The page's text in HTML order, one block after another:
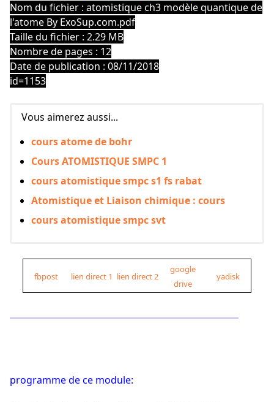
Nom du fichier : atomistique ch3 modèle quantique de
l'atome By ExoSup.com.pdf
Taille du fichier : 2.29 MB
Nombre de pages : 12
Date de publication : 08/11/2018
id=1153
Vous aimerez aussi...
cours atome de bohr
Cours ATOMISTIQUE SMPC 1
cours atomistique smpc s1 fs rabat
Atomistique et Liaison chimique : cours
cours atomistique smpc svt
fbpost lien direct 1 lien direct 2
google
drive
yadisk
programme de ce module: